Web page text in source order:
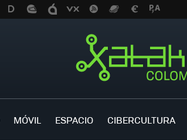
MÓVIL ESPACIO CIBERCULTURA